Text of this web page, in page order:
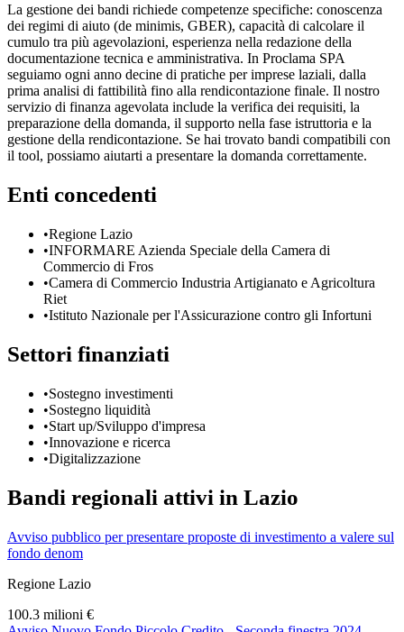
La gestione dei bandi richiede competenze specifiche: conoscenza
dei regimi di aiuto (de minimis, GBER), capacità di calcolare il
cumulo tra più agevolazioni, esperienza nella redazione della
documentazione tecnica e amministrativa. In Proclama SPA
seguiamo ogni anno decine di pratiche per imprese laziali, dalla
prima analisi di fattibilità fino alla rendicontazione finale. Il nostro
servizio di finanza agevolata include la verifica dei requisiti, la
preparazione della domanda, il supporto nella fase istruttoria e la
gestione della rendicontazione. Se hai trovato bandi compatibili con
il tool, possiamo aiutarti a presentare la domanda correttamente.
Enti concedenti
•Regione Lazio
•INFORMARE Azienda Speciale della Camera di
Commercio di Fros
•Camera di Commercio Industria Artigianato e Agricoltura
Riet
•Istituto Nazionale per l'Assicurazione contro gli Infortuni
Settori finanziati
•Sostegno investimenti
•Sostegno liquidità
•Start up/Sviluppo d'impresa
•Innovazione e ricerca
•Digitalizzazione
Bandi regionali attivi in Lazio
Avviso pubblico per presentare proposte di investimento a valere sul
fondo denom
Regione Lazio
100.3 milioni €